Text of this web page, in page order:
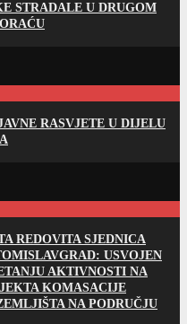
STRADALE U DRUGOM
RASVJETE U DIJELU
REDOVITA SJEDNICA
USVOJEN
AKTIVNOSTI NA
KOMASACIJE
NA PODRUČJU